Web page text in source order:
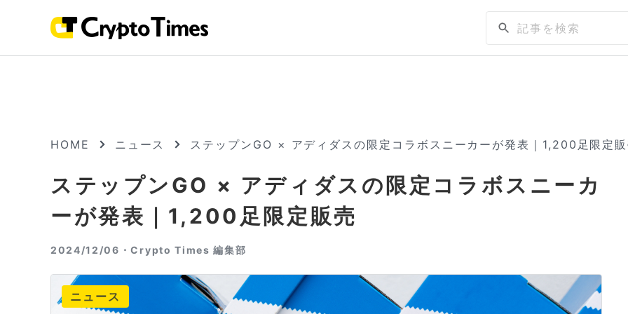
HOME ニュース ステップンGO × アディダスの限定コラボスニーカーが発表｜1,200足限定
ステップンGO × アディダスの限定コラボスニーカ
ーが発表｜1,200足限定販売
2024/12/06・Crypto Times 編集部
ニュース